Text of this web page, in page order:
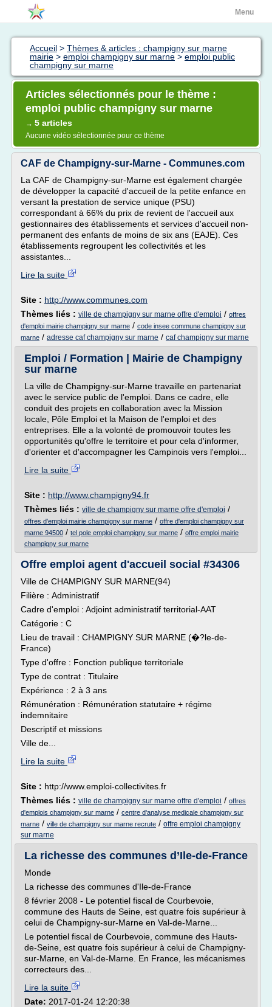
Menu
Accueil > Thèmes & articles : champigny sur marne
mairie > emploi champigny sur marne > emploi public
champigny sur marne
Articles sélectionnés pour le thème :
emploi public champigny sur marne
→ 5 articles
Aucune vidéo sélectionnée pour ce thème
CAF de Champigny-sur-Marne - Communes.com
La CAF de Champigny-sur-Marne est également chargée
de développer la capacité d'accueil de la petite enfance en
versant la prestation de service unique (PSU)
correspondant à 66% du prix de revient de l'accueil aux
gestionnaires des établissements et services d'accueil non-
permanent des enfants de moins de six ans (EAJE). Ces
établissements regroupent les collectivités et les
assistantes...
Lire la suite
Site : http://www.communes.com
Thèmes liés : ville de champigny sur marne offre d'emploi / offres
d'emploi mairie champigny sur marne / code insee commune champigny sur
marne / adresse caf champigny sur marne / caf champigny sur marne
Emploi / Formation | Mairie de Champigny
sur marne
La ville de Champigny-sur-Marne travaille en partenariat
avec le service public de l'emploi. Dans ce cadre, elle
conduit des projets en collaboration avec la Mission
locale, Pôle Emploi et la Maison de l'emploi et des
entreprises. Elle a la volonté de promouvoir toutes les
opportunités qu'offre le territoire et pour cela d'informer,
d'orienter et d'accompagner les Campinois vers l'emploi...
Lire la suite
Site : http://www.champigny94.fr
Thèmes liés : ville de champigny sur marne offre d'emploi /
offres d'emploi mairie champigny sur marne / offre d'emploi champigny sur
marne 94500 / tel pole emploi champigny sur marne / offre emploi mairie
champigny sur marne
Offre emploi agent d'accueil social #34306
Ville de CHAMPIGNY SUR MARNE(94)
Filière : Administratif
Cadre d'emploi : Adjoint administratif territorial-AAT
Catégorie : C
Lieu de travail : CHAMPIGNY SUR MARNE (�?le-de-
France)
Type d'offre : Fonction publique territoriale
Type de contrat : Titulaire
Expérience : 2 à 3 ans
Rémunération : Rémunération statutaire + régime
indemnitaire
Descriptif et missions
Ville de...
Lire la suite
Site : http://www.emploi-collectivites.fr
Thèmes liés : ville de champigny sur marne offre d'emploi / offres
d'emplois champigny sur marne / centre d'analyse medicale champigny sur
marne / ville de champigny sur marne recrute / offre emploi champigny
sur marne
La richesse des communes d’Ile-de-France
Monde
La richesse des communes d'Ile-de-France
8 février 2008 - Le potentiel fiscal de Courbevoie,
commune des Hauts de Seine, est quatre fois supérieur à
celui de Champigny-sur-Marne en Val-de-Marne...
Le potentiel fiscal de Courbevoie, commune des Hauts-
de-Seine, est quatre fois supérieur à celui de Champigny-
sur-Marne, en Val-de-Marne. En France, les mécanismes
correcteurs des...
Lire la suite
Date: 2017-01-24 12:20:38